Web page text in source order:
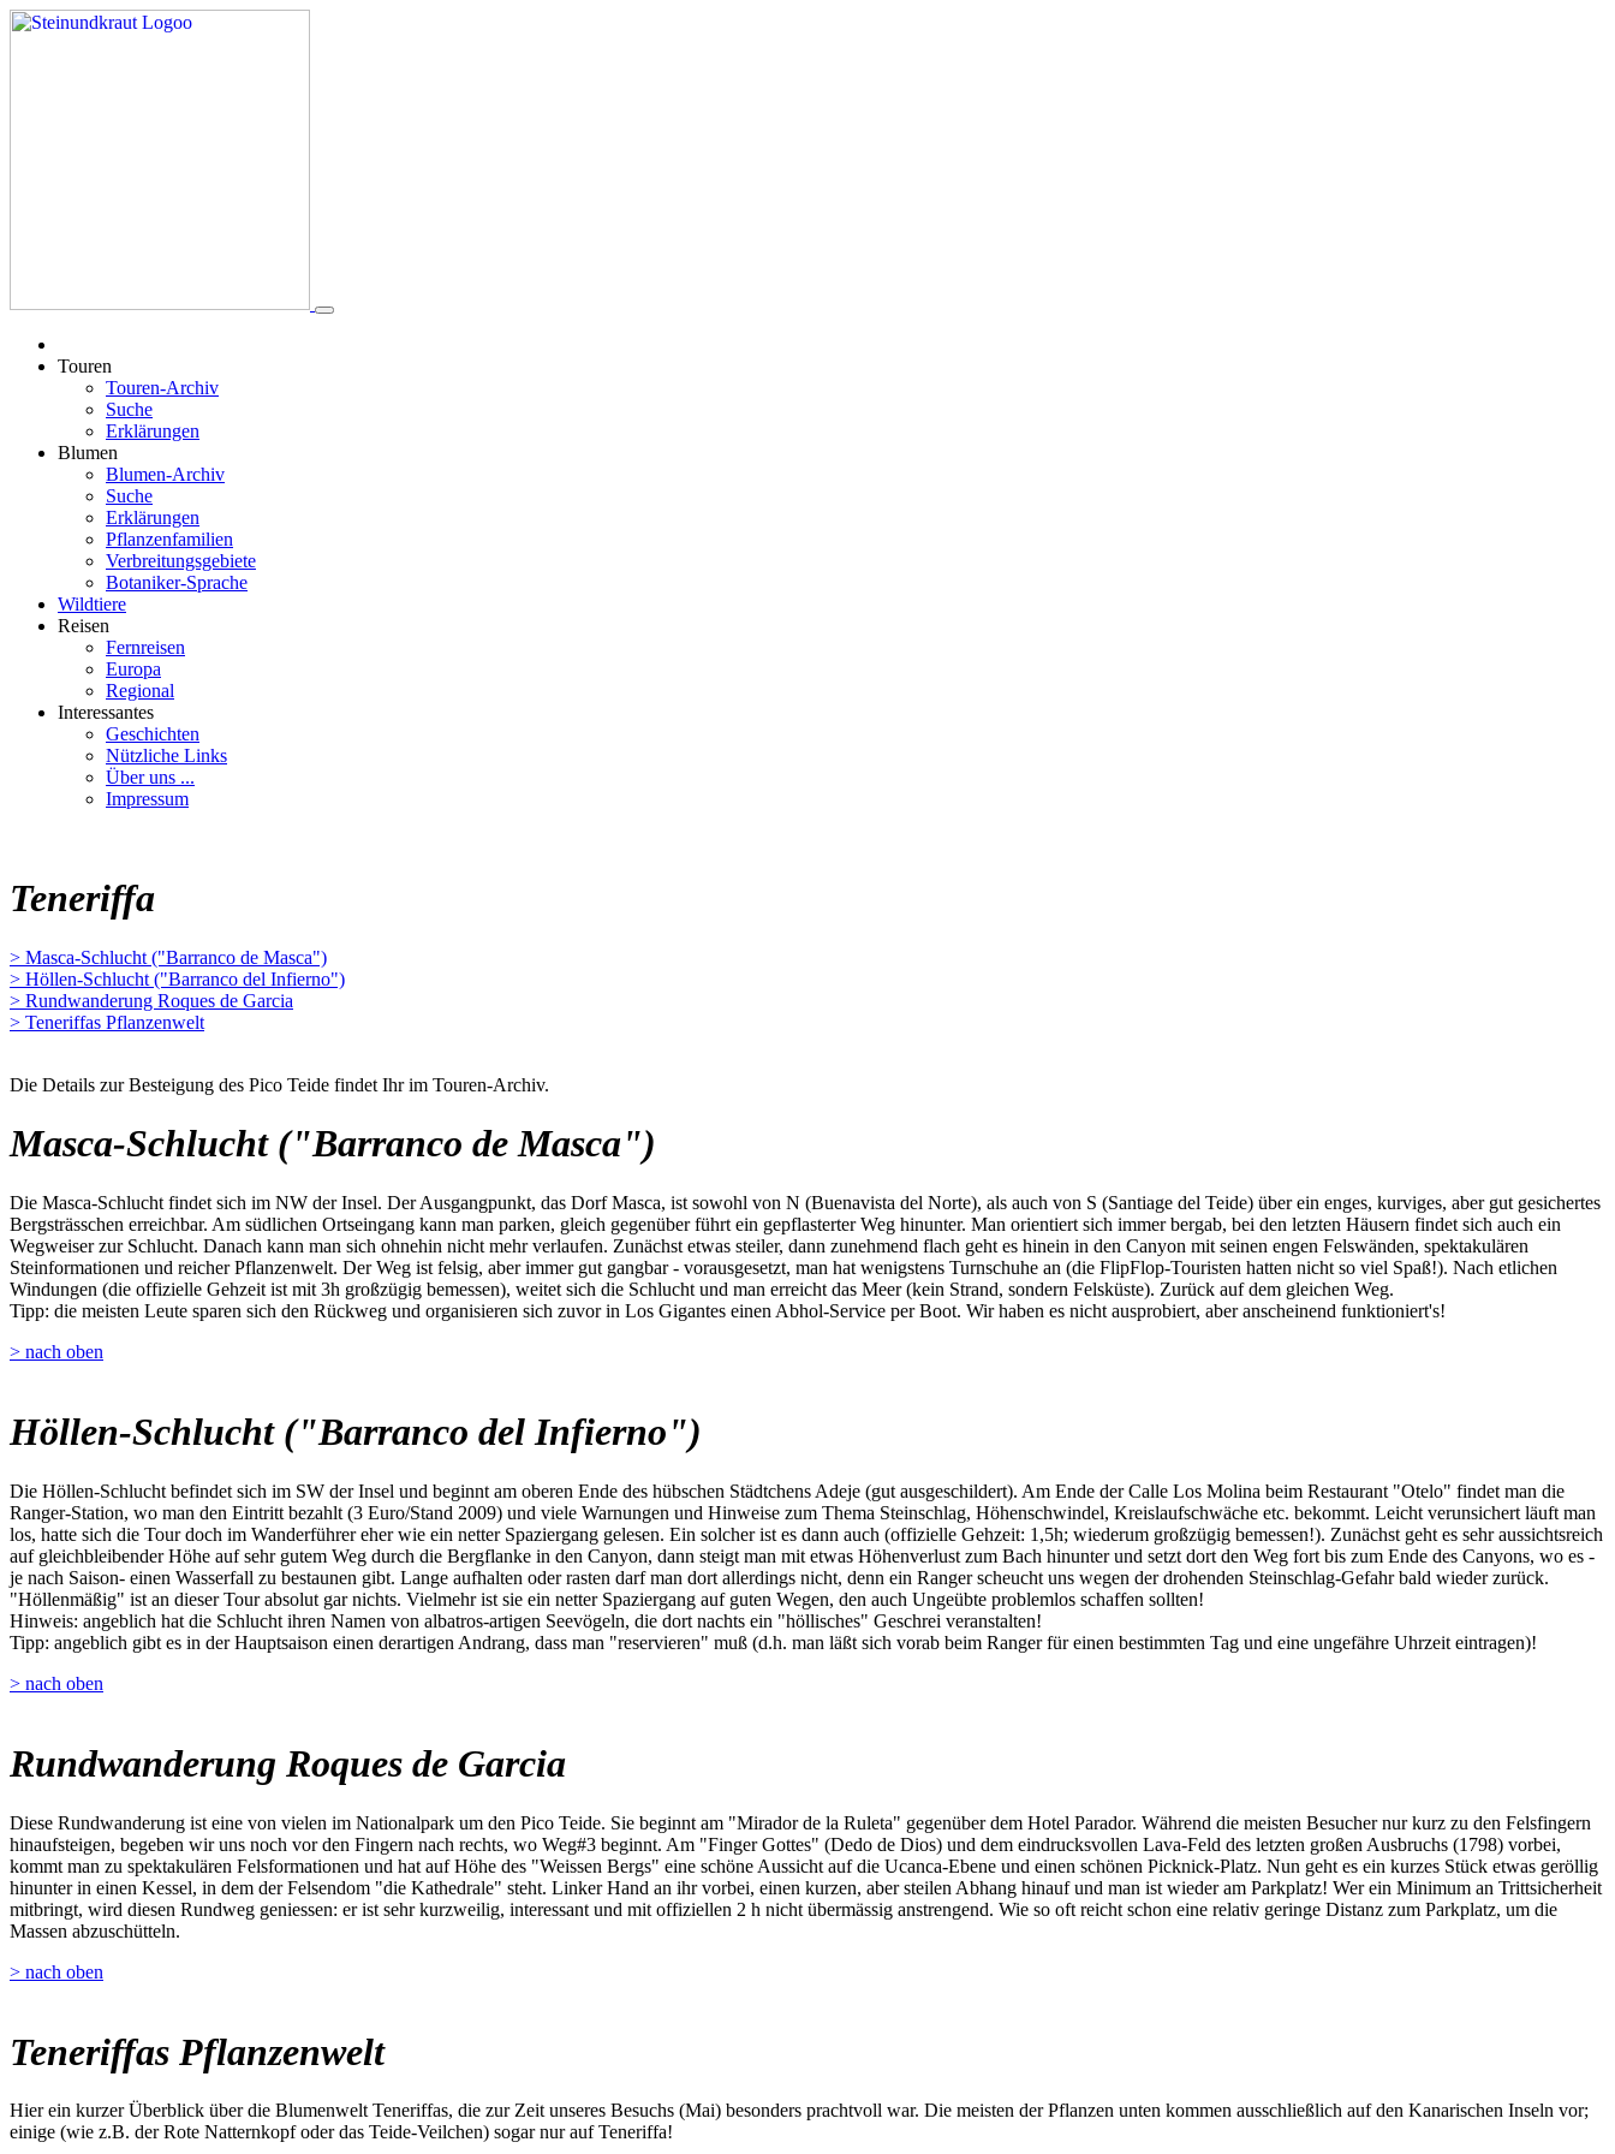
Touren
Touren-Archiv
Suche
Erklärungen
Blumen
Blumen-Archiv
Suche
Erklärungen
Pflanzenfamilien
Verbreitungsgebiete
Botaniker-Sprache
Wildtiere
Reisen
Fernreisen
Europa
Regional
Interessantes
Geschichten
Nützliche Links
Über uns ...
Impressum
Teneriffa
> Masca-Schlucht ("Barranco de Masca")
> Höllen-Schlucht ("Barranco del Infierno")
> Rundwanderung Roques de Garcia
> Teneriffas Pflanzenwelt
Die Details zur Besteigung des Pico Teide findet Ihr im Touren-Archiv.
Masca-Schlucht ("Barranco de Masca")
Die Masca-Schlucht findet sich im NW der Insel. Der Ausgangpunkt, das Dorf Masca, ist sowohl von N (Buenavista del Norte), als auch von S (Santiage del Teide) über ein enges, kurviges, aber gut gesichertes
Bergsträsschen erreichbar. Am südlichen Ortseingang kann man parken, gleich gegenüber führt ein gepflasterter Weg hinunter. Man orientiert sich immer bergab, bei den letzten Häusern findet sich auch ein
Wegweiser zur Schlucht. Danach kann man sich ohnehin nicht mehr verlaufen. Zunächst etwas steiler, dann zunehmend flach geht es hinein in den Canyon mit seinen engen Felswänden, spektakulären
Steinformationen und reicher Pflanzenwelt. Der Weg ist felsig, aber immer gut gangbar - vorausgesetzt, man hat wenigstens Turnschuhe an (die FlipFlop-Touristen hatten nicht so viel Spaß!). Nach etlichen
Windungen (die offizielle Gehzeit ist mit 3h großzügig bemessen), weitet sich die Schlucht und man erreicht das Meer (kein Strand, sondern Felsküste). Zurück auf dem gleichen Weg.
Tipp: die meisten Leute sparen sich den Rückweg und organisieren sich zuvor in Los Gigantes einen Abhol-Service per Boot. Wir haben es nicht ausprobiert, aber anscheinend funktioniert's!
> nach oben
Höllen-Schlucht ("Barranco del Infierno")
Die Höllen-Schlucht befindet sich im SW der Insel und beginnt am oberen Ende des hübschen Städtchens Adeje (gut ausgeschildert). Am Ende der Calle Los Molina beim Restaurant "Otelo" findet man die
Ranger-Station, wo man den Eintritt bezahlt (3 Euro/Stand 2009) und viele Warnungen und Hinweise zum Thema Steinschlag, Höhenschwindel, Kreislaufschwäche etc. bekommt. Leicht verunsichert läuft man
los, hatte sich die Tour doch im Wanderführer eher wie ein netter Spaziergang gelesen. Ein solcher ist es dann auch (offizielle Gehzeit: 1,5h; wiederum großzügig bemessen!). Zunächst geht es sehr aussichtsreich
auf gleichbleibender Höhe auf sehr gutem Weg durch die Bergflanke in den Canyon, dann steigt man mit etwas Höhenverlust zum Bach hinunter und setzt dort den Weg fort bis zum Ende des Canyons, wo es -
je nach Saison- einen Wasserfall zu bestaunen gibt. Lange aufhalten oder rasten darf man dort allerdings nicht, denn ein Ranger scheucht uns wegen der drohenden Steinschlag-Gefahr bald wieder zurück.
"Höllenmäßig" ist an dieser Tour absolut gar nichts. Vielmehr ist sie ein netter Spaziergang auf guten Wegen, den auch Ungeübte problemlos schaffen sollten!
Hinweis: angeblich hat die Schlucht ihren Namen von albatros-artigen Seevögeln, die dort nachts ein "höllisches" Geschrei veranstalten!
Tipp: angeblich gibt es in der Hauptsaison einen derartigen Andrang, dass man "reservieren" muß (d.h. man läßt sich vorab beim Ranger für einen bestimmten Tag und eine ungefähre Uhrzeit eintragen)!
> nach oben
Rundwanderung Roques de Garcia
Diese Rundwanderung ist eine von vielen im Nationalpark um den Pico Teide. Sie beginnt am "Mirador de la Ruleta" gegenüber dem Hotel Parador. Während die meisten Besucher nur kurz zu den Felsfingern
hinaufsteigen, begeben wir uns noch vor den Fingern nach rechts, wo Weg#3 beginnt. Am "Finger Gottes" (Dedo de Dios) und dem eindrucksvollen Lava-Feld des letzten großen Ausbruchs (1798) vorbei,
kommt man zu spektakulären Felsformationen und hat auf Höhe des "Weissen Bergs" eine schöne Aussicht auf die Ucanca-Ebene und einen schönen Picknick-Platz. Nun geht es ein kurzes Stück etwas geröllig
hinunter in einen Kessel, in dem der Felsendom "die Kathedrale" steht. Linker Hand an ihr vorbei, einen kurzen, aber steilen Abhang hinauf und man ist wieder am Parkplatz! Wer ein Minimum an Trittsicherheit
mitbringt, wird diesen Rundweg geniessen: er ist sehr kurzweilig, interessant und mit offiziellen 2 h nicht übermässig anstrengend. Wie so oft reicht schon eine relativ geringe Distanz zum Parkplatz, um die
Massen abzuschütteln.
> nach oben
Teneriffas Pflanzenwelt
Hier ein kurzer Überblick über die Blumenwelt Teneriffas, die zur Zeit unseres Besuchs (Mai) besonders prachtvoll war. Die meisten der Pflanzen unten kommen ausschließlich auf den Kanarischen Inseln vor;
einige (wie z.B. der Rote Natternkopf oder das Teide-Veilchen) sogar nur auf Teneriffa!